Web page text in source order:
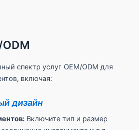
спектр услуг OEM/ODM для
включая:
дизайн
Включите тип и размер